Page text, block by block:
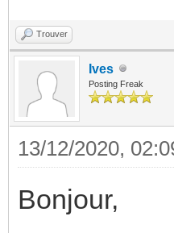
Trouver
Ives
Posting Freak
13/12/2020,
Bonjour,